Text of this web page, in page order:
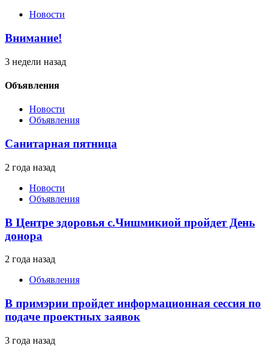
Новости
Внимание!
3 недели назад
Объявления
Новости
Объявления
Санитарная пятница
2 года назад
Новости
Объявления
В Центре здоровья с.Чишмикиой пройдет День
донора
2 года назад
Объявления
В примэрии пройдет информационная сессия по
подаче проектных заявок
3 года назад